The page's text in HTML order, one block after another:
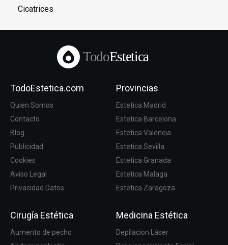
Cicatrices
TodoEstetica
TodoEstetica.com
Quien Somos
Contacto
Blog
Publicidad
Cookies
Aviso Legal
Privacidad Datos
Provincias
Estetica Madrid
Estetica Barcelona
Estetica Valencia
Estetica Sevilla
Estetica Granada
Estetica Malaga
Estetica Zaragoza
Cirugía Estética
Aumento de pecho
Medicina Estética
Depilacion Láser